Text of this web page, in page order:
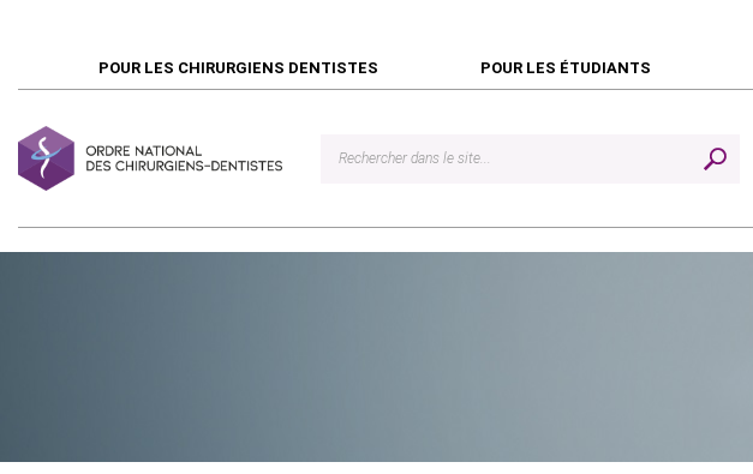
POUR LES CHIRURGIENS DENTISTES POUR LES ÉTUDIANTS